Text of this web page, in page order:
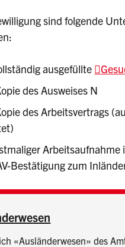
sind folgende
ausgefüllte
des Ausweises N
des Arbeitsvertrags
Arbeitsaufnahme
Bestätigung zum
«Ausländerwesen» des